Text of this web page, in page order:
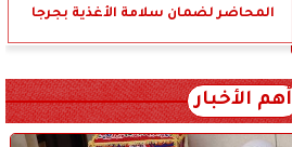
المحاضر لضمان سلامة الأغذية بجرجا
أهم الأخبار